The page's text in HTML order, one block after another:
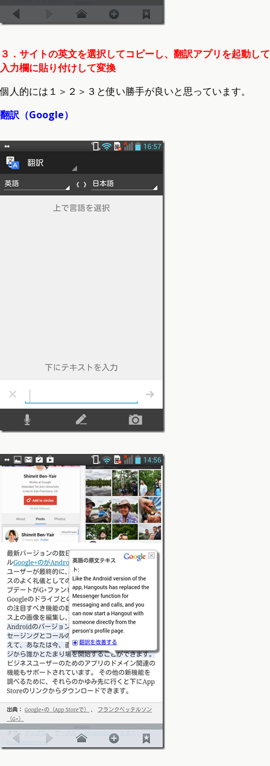
３．サイトの英文を選択してコピーし、翻訳アプリを起動して
入力欄に貼り付けして変換
個人的には１＞２＞３と使い勝手が良いと思っています。
翻訳（Google）